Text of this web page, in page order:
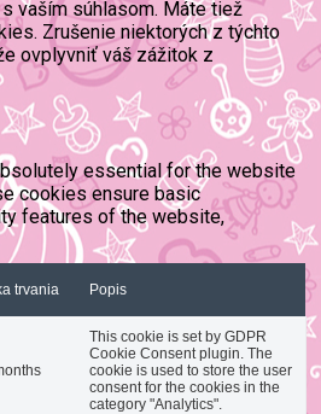
vaším súhlasom. Máte tiež
Zrušenie niektorých z týchto
ovplyvniť váš zážitok z
essential for the website
cookies ensure basic
features of the website,
trvania Popis
This cookie is set by GDPR
Cookie Consent plugin. The
cookie is used to store the user
consent for the cookies in the
category "Analytics".